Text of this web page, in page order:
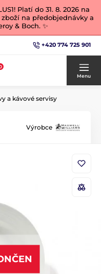
Platí do 31. 8. 2026 na
na předobjednávky a
& Boch. ✨
+420 774 725 901
Menu
a kávové servisy
Výrobce